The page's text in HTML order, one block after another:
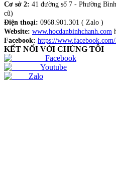
Cơ sở 2: 41 đường số 7 - Phường
cũ)
Điện thoại: 0968.901.301 ( Zalo )
Website: www.hocdanbinhchanh.com
Facebook: https://www.facebook.com/
KẾT NỐI VỚI CHÚNG TÔI
Facebook
Youtube
Zalo